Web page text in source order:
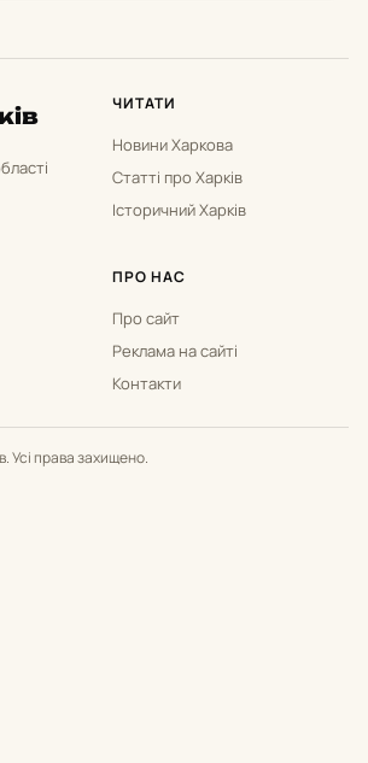
ЧИТАТИ
Новини Харкова
Статті про Харків
Історичний Харків
ПРО НАС
Про сайт
Реклама на сайті
Контакти
Усі права захищено.